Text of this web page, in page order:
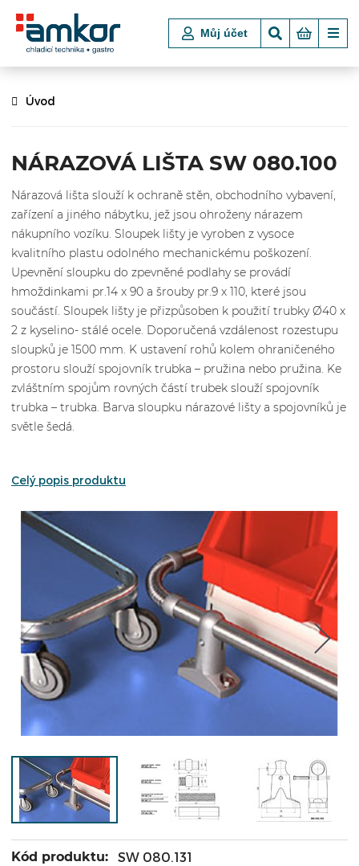
Můj účet
Úvod
NÁRAZOVÁ LIŠTA SW 080.100
Nárazová lišta slouží k ochraně stěn, obchodního vybavení,
zařízení a jiného nábytku, jež jsou ohroženy nárazem
nákupního vozíku. Sloupek lišty je vyroben z vysoce
kvalitního plastu odolného mechanickému poškození.
Upevnění sloupku do zpevněné podlahy se provádí
hmoždinkami pr.14 x 90 a šrouby pr.9 x 110, které jsou
součástí. Sloupek lišty je přizpůsoben k použití trubky Ø40 x
2 z kyselino- stálé ocele. Doporučená vzdálenost rozestupu
sloupků je 1500 mm. K ustavení rohů kolem ohraničeného
prostoru slouží spojovník trubka – pružina nebo pružina. Ke
zvláštním spojům rovných částí trubek slouží spojovník
trubka – trubka. Barva sloupku nárazové lišty a spojovníků je
světle šedá.
Celý popis produktu
Kód produktu: SW 080.131